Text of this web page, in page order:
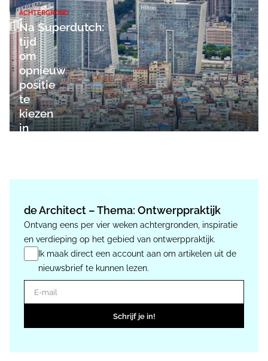
ACHTERGROND
Na Superdutch:
tijd
om
opnieuw
positie
te
kiezen
in
de Architect – Thema: Ontwerppraktijk
Ontvang eens per vier weken achtergronden, inspiratie
en verdieping op het gebied van ontwerppraktijk.
Ik maak direct een account aan om artikelen uit de
nieuwsbrief te kunnen lezen.
E-mail
Schrijf je in!